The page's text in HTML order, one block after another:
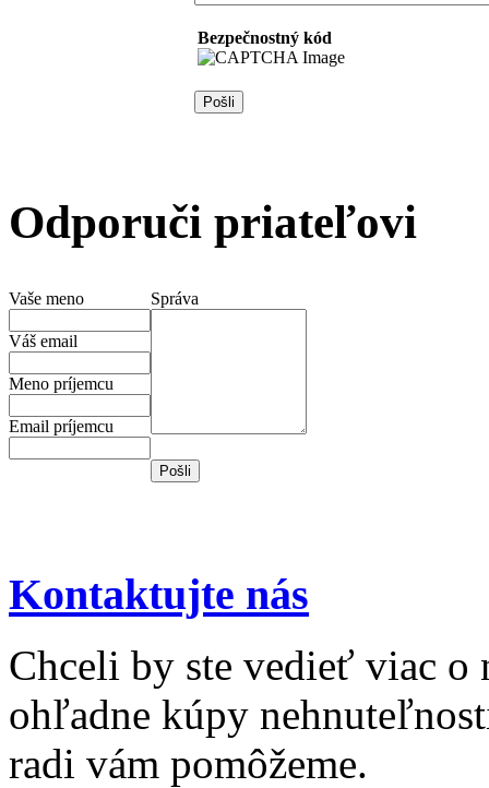
Bezpečnostný kód
Odporuči priateľovi
Vaše meno
Váš email
Meno príjemcu
Email príjemcu
Správa
Kontaktujte nás
Chceli by ste vedieť viac o
ohľadne kúpy
radi vám pomôžeme.